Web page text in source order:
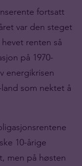
fortsatt
var den steget
renten så
på 1970-
energikrisen
som nektet å
10-årige
men på høsten